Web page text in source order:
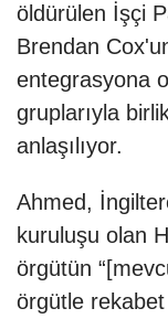
öldürülen İşçi
Brendan
entegrasyona
gruplarıyla
anlaşılıyor.
Ahmed,
kuruluşu olan
örgütün
örgütle